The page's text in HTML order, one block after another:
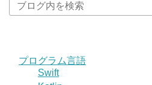
プログラム言語
Swift